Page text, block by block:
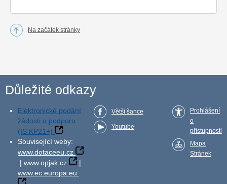
Na začátek stránky
Důležité odkazy
Elektronické podání
žádosti o podporu
(IS KP21+)
Související weby:
www.dotaceeu.cz
| www.opjak.cz
|
www.ec.europa.eu
Větší šance
Youtube
Prohlášení
o
přístupnosti
Mapa
Stránek